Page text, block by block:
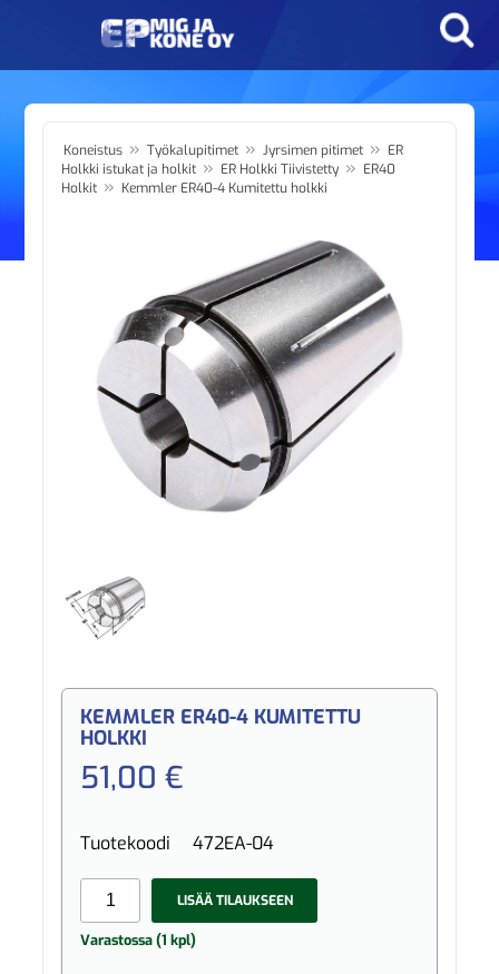
Koneistus » Työkalupitimet » Jyrsimen pitimet » ER
Holkki istukat ja holkit » ER Holkki Tiivistetty » ER40
Holkit » Kemmler ER40-4 Kumitettu holkki
KEMMLER ER40-4 KUMITETTU
HOLKKI
51,00 €
Tuotekoodi 472EA-04
LISÄÄ TILAUKSEEN
Varastossa (1 kpl)